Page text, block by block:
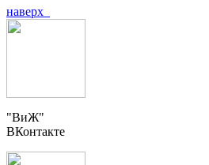
наверх
"ВиЖ"
ВКонтакте